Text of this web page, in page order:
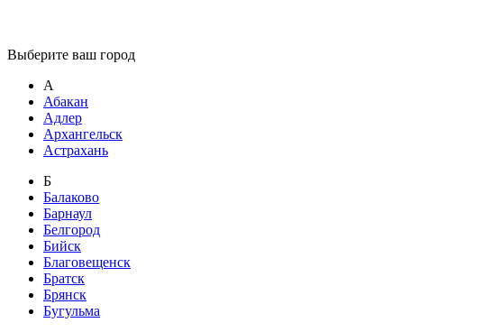
Выберите ваш город
А
Абакан
Адлер
Архангельск
Астрахань
Б
Балаково
Барнаул
Белгород
Бийск
Благовещенск
Братск
Брянск
Бугульма